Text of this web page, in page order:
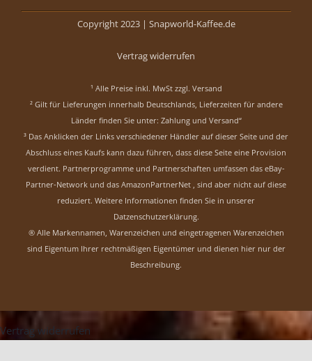
Copyright 2023 | Snapworld-Kaffee.de
Vertrag widerrufen
¹ Alle Preise inkl. MwSt zzgl. Versand
² Gilt für Lieferungen innerhalb Deutschlands, Lieferzeiten für andere
Länder finden Sie unter: Zahlung und Versand“
³ Das Anklicken der Links verschiedener Händler auf dieser Seite und der
Abschluss eines Kaufs kann dazu führen, dass diese Seite eine Provision
verdient. Partnerprogramme und Partnerschaften umfassen das eBay-
Partner-Network und das AmazonPartnerNet , sind aber nicht auf diese
reduziert. Weitere Informationen finden Sie in unserer
Datzenschutzerklärung.
® Alle Markennamen, Warenzeichen und eingetragenen Warenzeichen
sind Eigentum Ihrer rechtmäßigen Eigentümer und dienen hier nur der
Beschreibung.
Vertrag widerrufen